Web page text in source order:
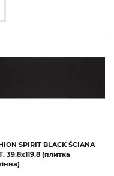
SPIRIT BLACK ŚCIANA
39.8х119.8 (плитка